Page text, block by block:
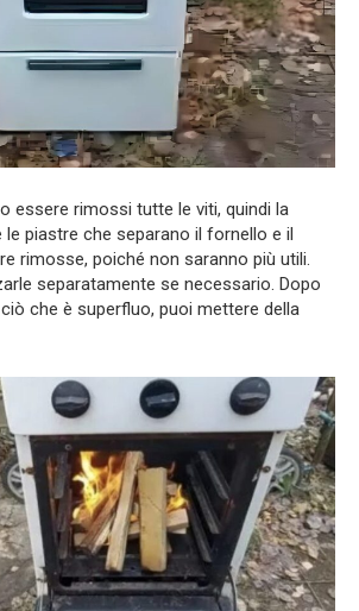
essere rimossi tutte le viti, quindi la
piastre che separano il fornello e il
rimosse, poiché non saranno più utili.
separatamente se necessario. Dopo
che è superfluo, puoi mettere della